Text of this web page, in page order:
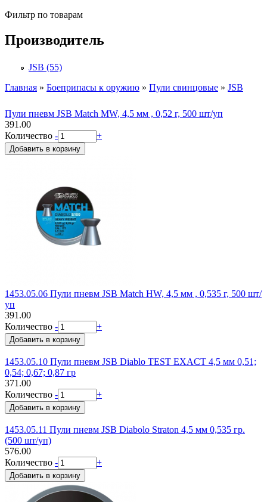
Фильтр по товарам
Производитель
JSB (55)
Главная » Боеприпасы к оружию » Пули свинцовые » JSB
Пули пневм JSB Match MW, 4,5 мм , 0,52 г, 500 шт/уп
391.00
Количество - +
1453.05.06 Пули пневм JSB Match HW, 4,5 мм , 0,535 г, 500 шт/
уп
391.00
Количество - +
1453.05.10 Пули пневм JSB Diablo TEST EXACT 4,5 мм 0,51;
0,54; 0,67; 0,87 гр
371.00
Количество - +
1453.05.11 Пули пневм JSB Diabolo Straton 4,5 мм 0,535 гр.
(500 шт/уп)
576.00
Количество - +